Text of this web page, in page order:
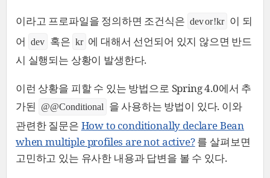
이라고 프로파일을 정의하면 조건식은 dev or !kr 이 되
어
dev 혹은 kr 에 대해서 선언되어 있지 않으면 반드
시 실행되는 상황이 발생한다.
이런 상황을 피할 수 있는 방법으로 Spring 4.0에서 추
가된
@@Conditional
을 사용하는 방법이 있다. 이와
관련한 질문은 How to conditionally declare Bean
when multiple profiles are not active?를 살펴보면
고민하고 있는 유사한 내용과 답변을 볼 수 있다.